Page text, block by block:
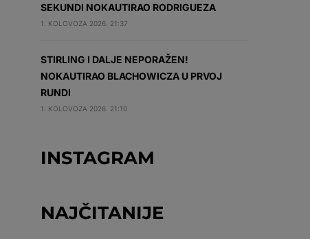
SEKUNDI NOKAUTIRAO RODRIGUEZA
1. KOLOVOZA 2026. 21:37
STIRLING I DALJE NEPORAŽEN!
NOKAUTIRAO BLACHOWICZA U PRVOJ
RUNDI
1. KOLOVOZA 2026. 21:10
INSTAGRAM
NAJČITANIJE